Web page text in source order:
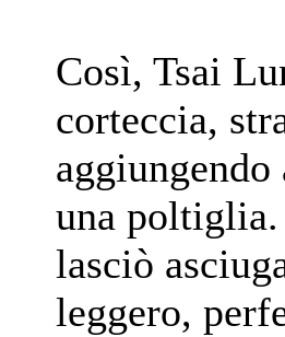
Così, Tsai
corteccia,
una
lasciò
leggero,